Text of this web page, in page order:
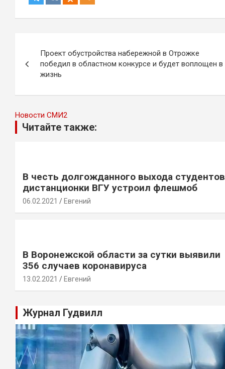
по
записям
Проект обустройства набережной в Отрожке
победил в областном конкурсе и будет воплощен в
жизнь
Новости СМИ2
Читайте также:
В честь долгожданного выхода
дистанционки ВГУ устроил флешмоб
06.02.2021 Евгений
В Воронежской области за сутки выявили
356 случаев коронавируса
13.02.2021 Евгений
Журнал Гудвилл